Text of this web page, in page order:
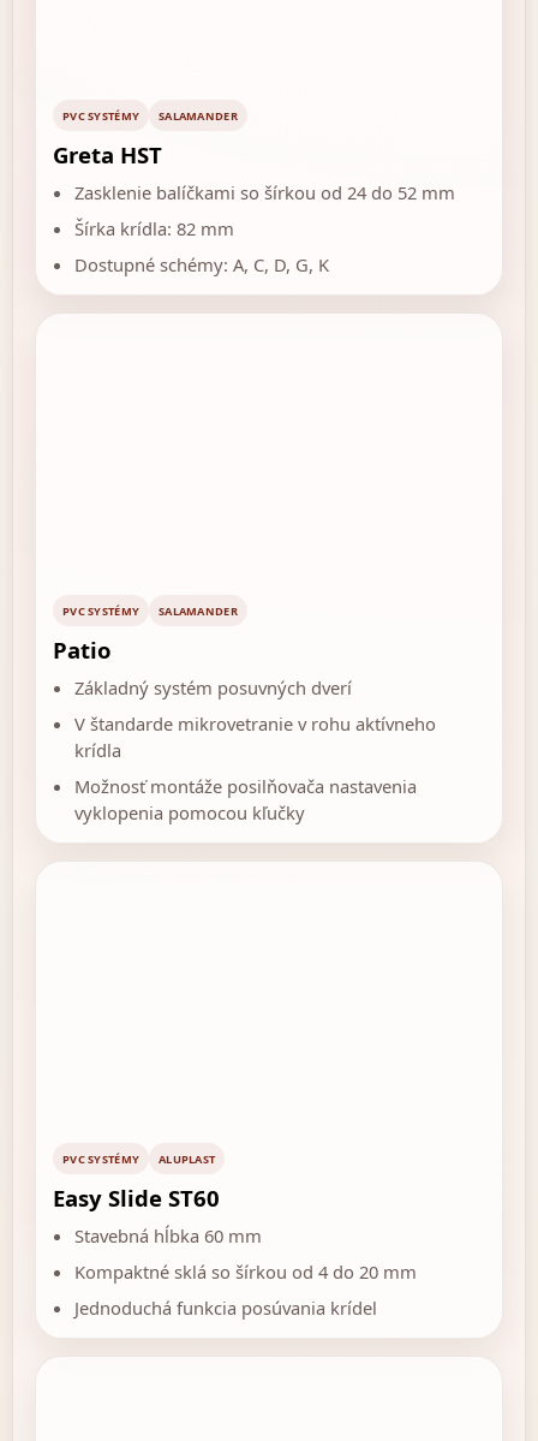
PVC SYSTÉMY SALAMANDER
Greta HST
Zasklenie balíčkami so šírkou od 24 do 52 mm
Šírka krídla: 82 mm
Dostupné schémy: A, C, D, G, K
PVC SYSTÉMY SALAMANDER
Patio
Základný systém posuvných dverí
V štandarde mikrovetranie v rohu aktívneho
krídla
Možnosť montáže posilňovača nastavenia
vyklopenia pomocou kľučky
PVC SYSTÉMY ALUPLAST
Easy Slide ST60
Stavebná hĺbka 60 mm
Kompaktné sklá so šírkou od 4 do 20 mm
Jednoduchá funkcia posúvania krídel